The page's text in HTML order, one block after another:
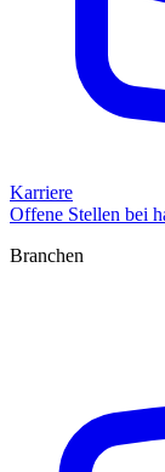
Karriere
Offene Stellen bei
Branchen